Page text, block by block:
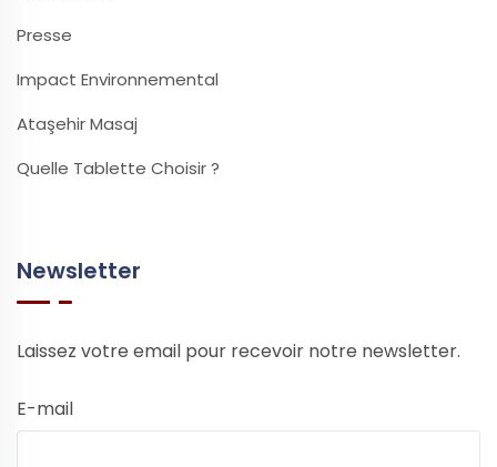
Presse
Impact Environnemental
Ataşehir Masaj
Quelle Tablette Choisir ?
Newsletter
Laissez votre email pour recevoir notre newsletter.
E-mail